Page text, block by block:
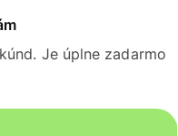
Je úplne zadarmo